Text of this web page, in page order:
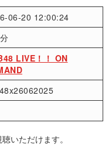
06-20 12:00:24
LIVE！！ ON
いただけます。